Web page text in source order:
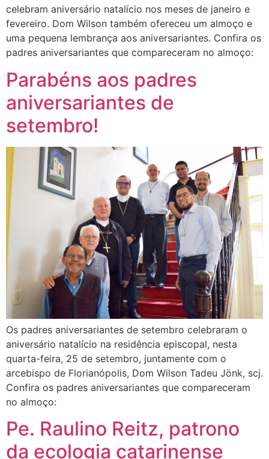
celebram aniversário natalício nos meses de janeiro e
fevereiro. Dom Wilson também ofereceu um almoço e
uma pequena lembrança aos aniversariantes. Confira os
padres aniversariantes que compareceram no almoço:
Parabéns aos padres
aniversariantes de
setembro!
Os padres aniversariantes de setembro celebraram o
aniversário natalício na residência episcopal, nesta
quarta-feira, 25 de setembro, juntamente com o
arcebispo de Florianópolis, Dom Wilson Tadeu Jönk, scj.
Confira os padres aniversariantes que compareceram
no almoço:
Pe. Raulino Reitz, patrono
da ecologia catarinense